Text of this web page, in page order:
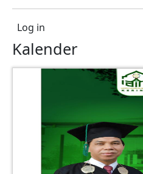
User account menu
Log in
Kalender